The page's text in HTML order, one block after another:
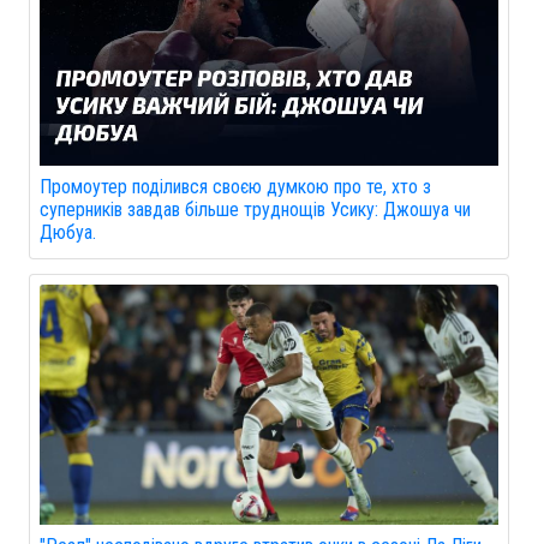
Промоутер поділився своєю думкою про те, хто з
суперників завдав більше труднощів Усику: Джошуа чи
Дюбуа.